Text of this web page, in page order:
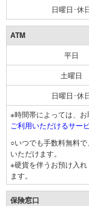
日曜日･休
ATM
平日
土曜日
日曜日･休
※時間帯によっては、お
ご利用いただけるサー
○いつでも手数料無料
いただけます。
※硬貨を伴うお預け入
ます。
保険窓口